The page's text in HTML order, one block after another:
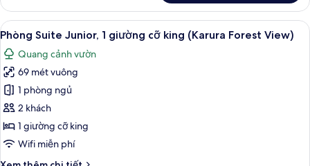
Phòng
Superior,
2
giường
đơn
Xem
tất
cả
ảnh
Phòng
Suite
Junior,
1
Phòng Suite Junior, 1 giường cỡ
7
Phòng Suite Junior, 1 giường cỡ king (Karura Forest View)
Quang cảnh vườn
69 mét vuông
1 phòng ngủ
2 khách
1 giường cỡ king
Wifi miễn phí